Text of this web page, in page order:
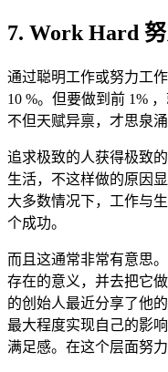
7. Work Hard
通过聪明工作或努力工
10 %。但要做到前 1%
不但天赋异禀，才思泉
追求极致的人获得极致
生活，不这样做的原因
大多数情况下，工作与
个成功。
而且这通常非常有意思
存在的意义，并去把它
的创始人最近分享了他
最大程度实现自己的影
满足感。在这个层面努